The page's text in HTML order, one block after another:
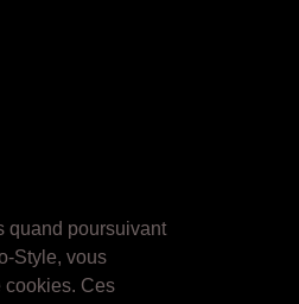
quand poursuivant
Style, vous
cookies. Ces